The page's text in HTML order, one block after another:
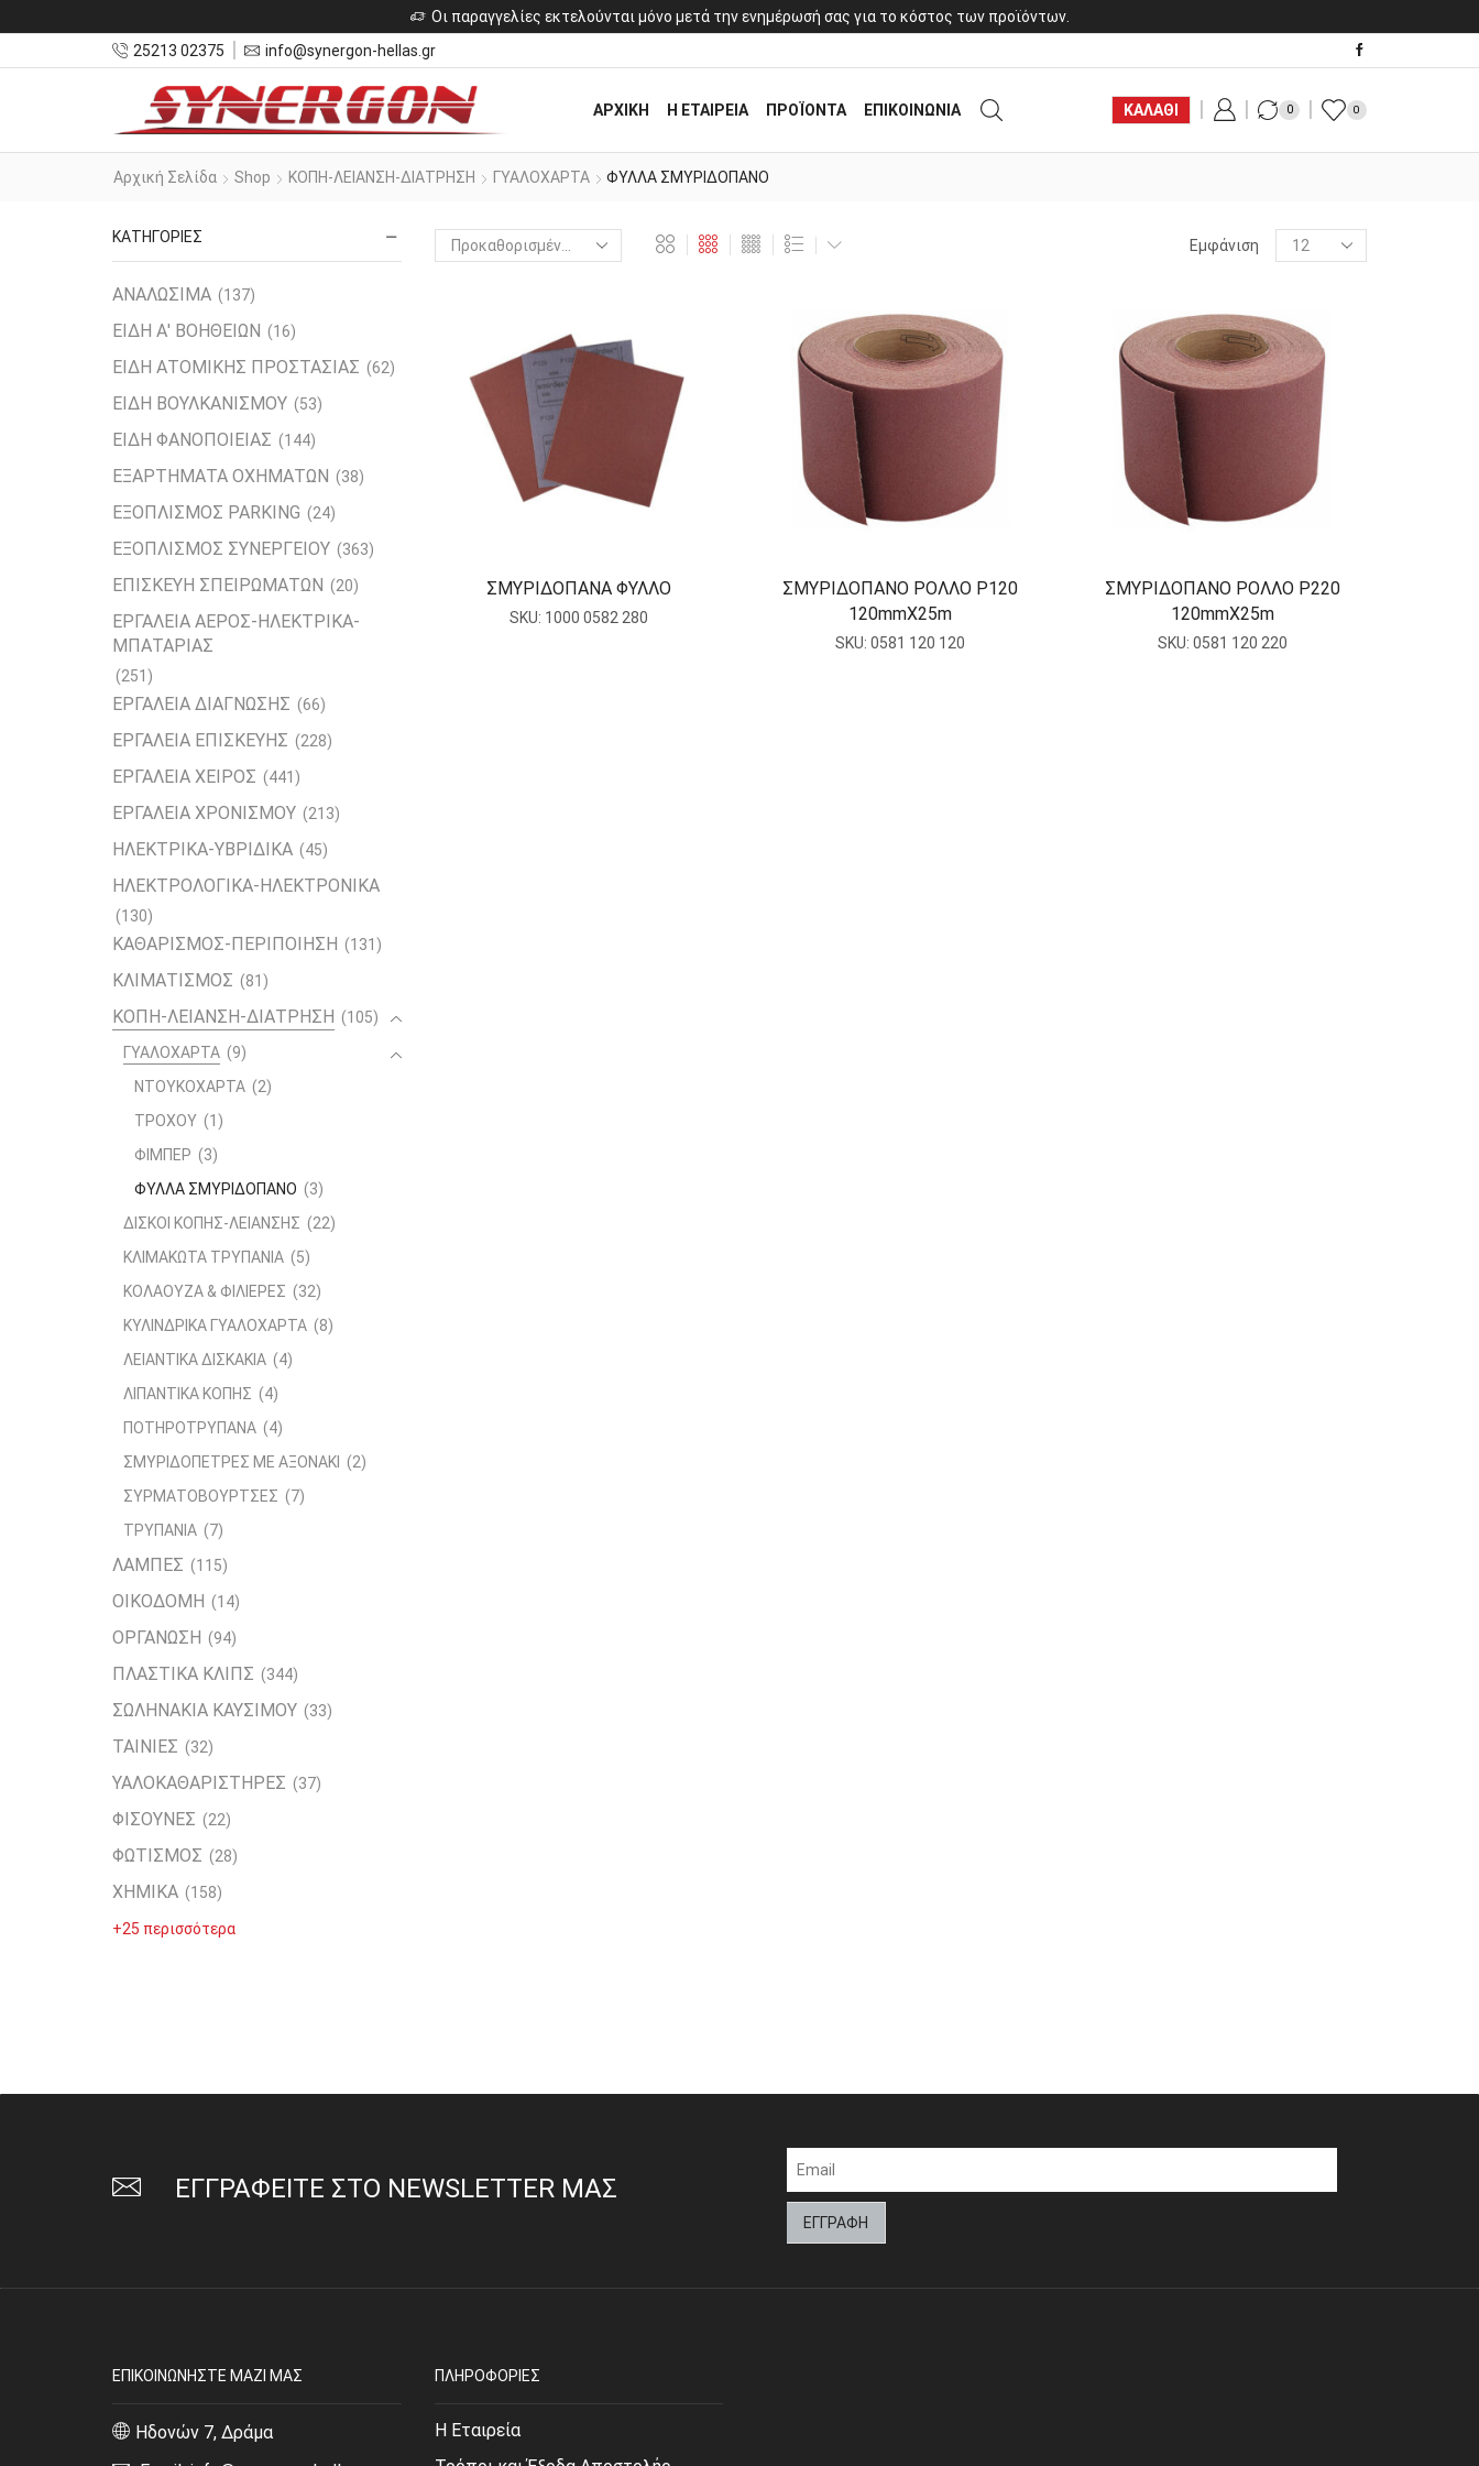
Οι παραγγελίες εκτελούνται μόνο μετά την ενημέρωσή σας για το κόστος των προϊόντων.
25213 02375
info@synergon-hellas.gr
ΑΡΧΙΚΗ Η ΕΤΑΙΡΕΙΑ ΠΡΟΪΟΝΤΑ ΕΠΙΚΟΙΝΩΝΙΑ ΚΑΛΑΘΙ 0 0
Αρχική Σελίδα Shop ΚΟΠΗ-ΛΕΙΑΝΣΗ-ΔΙΑΤΡΗΣΗ ΓΥΑΛΟΧΑΡΤΑ ΦΥΛΛΑ ΣΜΥΡΙΔΟΠΑΝΟ
Εμφάνιση
Products
per
ΣΜΥΡΙΔΟΠΑΝΑ ΦΥΛΛΟ
SKU: 1000 0582 280
ΣΜΥΡΙΔΟΠΑΝΟ ΡΟΛΛΟ P120
120mmΧ25m
SKU:0581 120 120
ΣΜΥΡΙΔΟΠΑΝΟ ΡΟΛΛΟ P220
120mmΧ25m
SKU: 0581 120 220
ΚΑΤΗΓΟΡΙΕΣ
ΑΝΑΛΩΣΙΜΑ (137)
ΕΙΔΗ Α' ΒΟΗΘΕΙΩΝ (16)
ΕΙΔΗ ΑΤΟΜΙΚΗΣ ΠΡΟΣΤΑΣΙΑΣ (62)
ΕΙΔΗ ΒΟΥΛΚΑΝΙΣΜΟΥ (53)
ΕΙΔΗ ΦΑΝΟΠΟΙΕΙΑΣ (144)
ΕΞΑΡΤΗΜΑΤΑ ΟΧΗΜΑΤΩΝ (38)
ΕΞΟΠΛΙΣΜΟΣ PARKING (24)
ΕΞΟΠΛΙΣΜΟΣ ΣΥΝΕΡΓΕΙΟΥ (363)
ΕΠΙΣΚΕΥΗ ΣΠΕΙΡΩΜΑΤΩΝ (20)
ΕΡΓΑΛΕΙΑ ΑΕΡΟΣ-ΗΛΕΚΤΡΙΚΑ-
ΜΠΑΤΑΡΙΑΣ
(251)
ΕΡΓΑΛΕΙΑ ΔΙΑΓΝΩΣΗΣ (66)
ΕΡΓΑΛΕΙΑ ΕΠΙΣΚΕΥΗΣ (228)
ΕΡΓΑΛΕΙΑ ΧΕΙΡΟΣ (441)
ΕΡΓΑΛΕΙΑ ΧΡΟΝΙΣΜΟΥ (213)
ΗΛΕΚΤΡΙΚΑ-ΥΒΡΙΔΙΚΑ (45)
ΗΛΕΚΤΡΟΛΟΓΙΚΑ-ΗΛΕΚΤΡΟΝΙΚΑ
(130)
ΚΑΘΑΡΙΣΜΟΣ-ΠΕΡΙΠΟΙΗΣΗ (131)
ΚΛΙΜΑΤΙΣΜΟΣ (81)
ΚΟΠΗ-ΛΕΙΑΝΣΗ-ΔΙΑΤΡΗΣΗ (105)
ΓΥΑΛΟΧΑΡΤΑ (9)
ΝΤΟΥΚΟΧΑΡΤΑ (2)
ΤΡΟΧΟΥ (1)
ΦΙΜΠΕΡ (3)
ΦΥΛΛΑ ΣΜΥΡΙΔΟΠΑΝΟ (3)
ΔΙΣΚΟΙ ΚΟΠΗΣ-ΛΕΙΑΝΣΗΣ (22)
ΚΛΙΜΑΚΩΤΑ ΤΡΥΠΑΝΙΑ (5)
ΚΟΛΑΟΥΖΑ & ΦΙΛΙΕΡΕΣ (32)
ΚΥΛΙΝΔΡΙΚΑ ΓΥΑΛΟΧΑΡΤΑ (8)
ΛΕΙΑΝΤΙΚΑ ΔΙΣΚΑΚΙΑ (4)
ΛΙΠΑΝΤΙΚΑ ΚΟΠΗΣ (4)
ΠΟΤΗΡΟΤΡΥΠΑΝΑ (4)
ΣΜΥΡΙΔΟΠΕΤΡΕΣ ΜΕ ΑΞΟΝΑΚΙ (2)
ΣΥΡΜΑΤΟΒΟΥΡΤΣΕΣ (7)
ΤΡΥΠΑΝΙΑ (7)
ΛΑΜΠΕΣ (115)
ΟΙΚΟΔΟΜΗ (14)
ΟΡΓΑΝΩΣΗ (94)
ΠΛΑΣΤΙΚΑ ΚΛΙΠΣ (344)
ΣΩΛΗΝΑΚΙΑ ΚΑΥΣΙΜΟΥ (33)
ΤΑΙΝΙΕΣ (32)
ΥΑΛΟΚΑΘΑΡΙΣΤΗΡΕΣ (37)
ΦΙΣΟΥΝΕΣ (22)
ΦΩΤΙΣΜΟΣ (28)
ΧΗΜΙΚΑ (158)
+25 περισσότερα
ΕΓΓΡΑΦΕΙΤΕ ΣΤΟ NEWSLETTER ΜΑΣ
ΕΠΙΚΟΙΝΩΝΗΣΤΕ ΜΑΖΙ ΜΑΣ
Ηδονών 7, Δράμα
ΠΛΗΡΟΦΟΡΙΕΣ
Η Εταιρεία